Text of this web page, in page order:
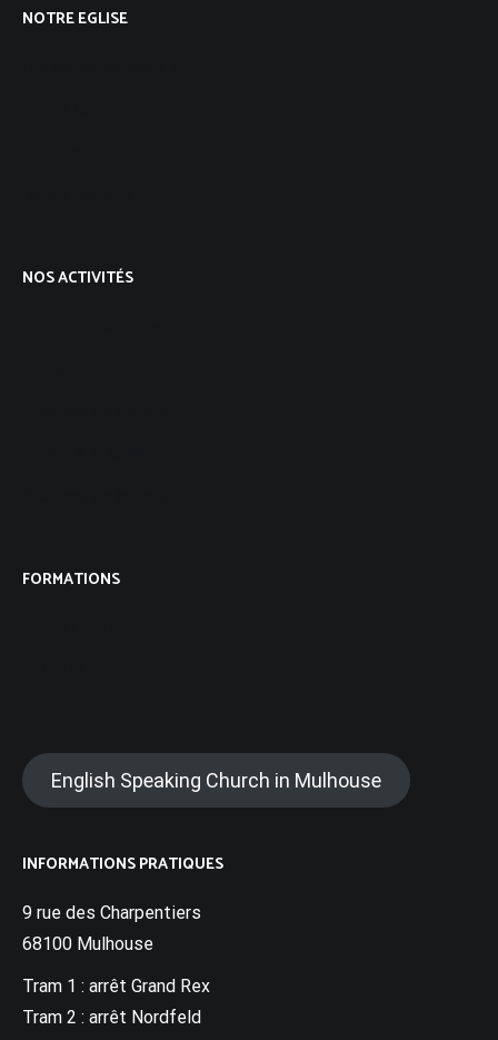
NOTRE EGLISE
NOS ACTIVITÉS
FORMATIONS
English Speaking Church in Mulhouse
INFORMATIONS PRATIQUES
9 rue des Charpentiers
68100 Mulhouse
Tram 1 : arrêt Grand Rex
Tram 2 : arrêt Nordfeld